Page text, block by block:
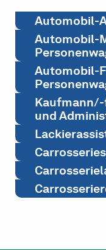
Automobil-
Automobil-
Automobil-
und